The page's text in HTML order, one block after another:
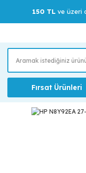
150 TLve üzeri
Fırsat Ürünleri